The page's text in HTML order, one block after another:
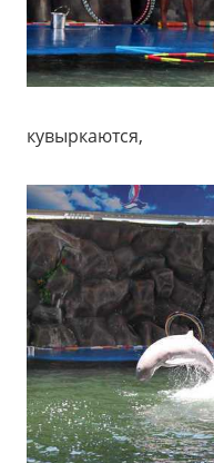
кувыркаются,